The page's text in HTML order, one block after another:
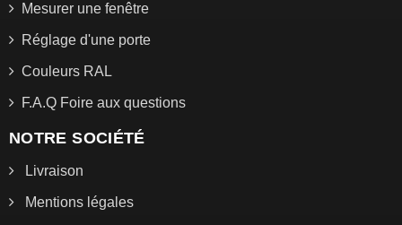
Mesurer une fenêtre
Réglage d'une porte
Couleurs RAL
F.A.Q Foire aux questions
NOTRE SOCIÉTÉ
Livraison
Mentions légales